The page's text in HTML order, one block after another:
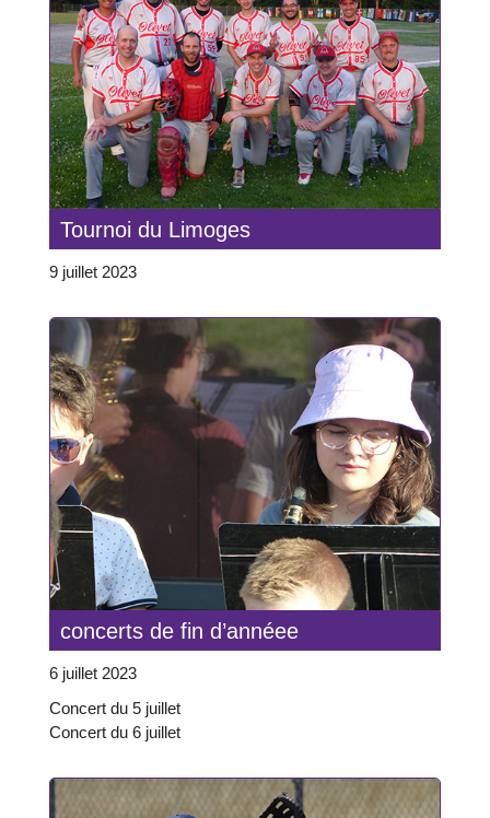
Tournoi du Limoges
9 juillet 2023
concerts de fin d’annéee
6 juillet 2023
Concert du 5 juillet
Concert du 6 juillet